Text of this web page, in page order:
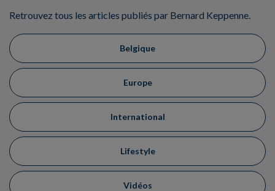
Retrouvez tous les articles publiés par Bernard Keppenne.
Belgique
Europe
International
Lifestyle
Vidéos